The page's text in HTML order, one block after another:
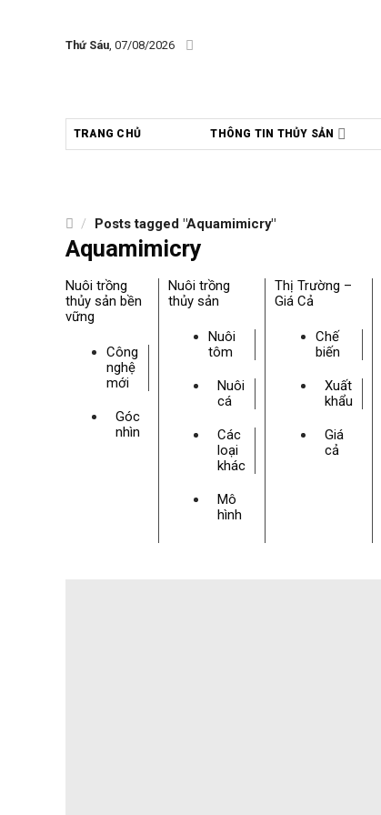
Thứ Sáu, 07/08/2026
TRANG CHỦ THÔNG TIN THỦY SẢN
/ Posts tagged "Aquamimicry"
Aquamimicry
Nuôi trồng
thủy sản bền
vững
Công
nghệ
mới
Góc
nhìn
Nuôi trồng
thủy sản
Nuôi
tôm
Nuôi
cá
Các
loại
khác
Mô
hình
Thị Trường –
Giá Cả
Chế
biến
Xuất
khẩu
Giá
cả